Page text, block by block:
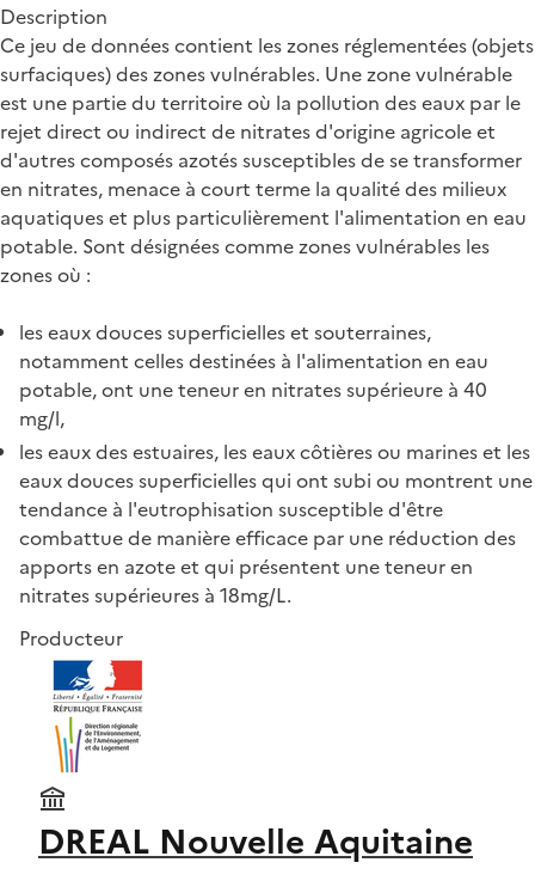
Description
Ce jeu de données contient les zones réglementées (objets
surfaciques) des zones vulnérables. Une zone vulnérable
est une partie du territoire où la pollution des eaux par le
rejet direct ou indirect de nitrates d'origine agricole et
d'autres composés azotés susceptibles de se transformer
en nitrates, menace à court terme la qualité des milieux
aquatiques et plus particulièrement l'alimentation en eau
potable. Sont désignées comme zones vulnérables les
zones où :
les eaux douces superficielles et souterraines,
notamment celles destinées à l'alimentation en eau
potable, ont une teneur en nitrates supérieure à 40
mg/l,
les eaux des estuaires, les eaux côtières ou marines et les
eaux douces superficielles qui ont subi ou montrent une
tendance à l'eutrophisation susceptible d'être
combattue de manière efficace par une réduction des
apports en azote et qui présentent une teneur en
nitrates supérieures à 18mg/L.
Producteur
DREAL Nouvelle Aquitaine